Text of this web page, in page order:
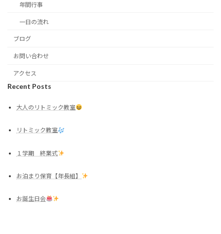
年間行事
一日の流れ
ブログ
お問い合わせ
アクセス
Recent Posts
大人のリトミック教室
リトミック教室
１学期 終業式
お泊まり保育【年長組】
お誕生日会